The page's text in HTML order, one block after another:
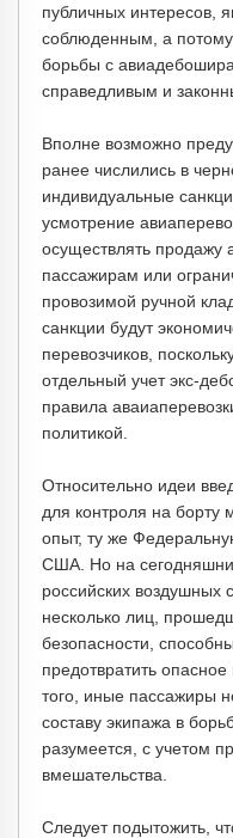
публичных интересов,
соблюденным, а
борьбы с
справедливым и
Вполне возможно
ранее числились в
индивидуальные
усмотрение
осуществлять продажу
пассажирам или
провозимой ручной
санкции будут
перевозчиков,
отдельный учет экс-
правила
политикой.
Относительно идеи
для контроля на борту
опыт, ту же
США. Но на
российских воздушных
несколько лиц,
безопасности,
предотвратить
того, иные пассажиры
составу экипажа в
разумеется, с учетом
вмешательства.
Следует подытожить,